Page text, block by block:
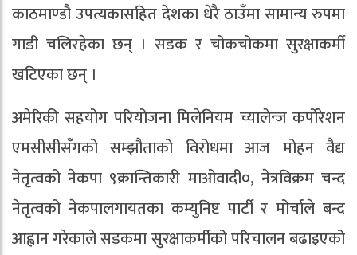
काठमाण्डौ उपत्यकासहित देशका धेरै ठाउँमा सामान्य रुपमा
गाडी चलिरहेका छन् । सडक र चोकचोकमा सुरक्षाकर्मी
खटिएका छन् ।
अमेरिकी सहयोग परियोजना मिलेनियम च्यालेन्ज कर्पोरेशन
एमसीसीसँगको सम्झौताको विरोधमा आज मोहन वैद्य
नेतृत्वको नेकपा ९क्रान्तिकारी माओवादी०, नेत्रविक्रम चन्द
नेतृत्वको नेकपालगायतका कम्युनिष्ट पार्टी र मोर्चाले बन्द
आह्वान गरेकाले सडकमा सुरक्षाकर्मीको परिचालन बढाइएको